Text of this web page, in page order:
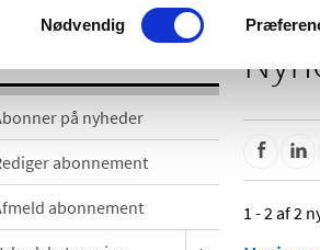
Samtykkevalg
Nødvendig
på nyheder
abonnement
abonnement 1 - 2 af 2